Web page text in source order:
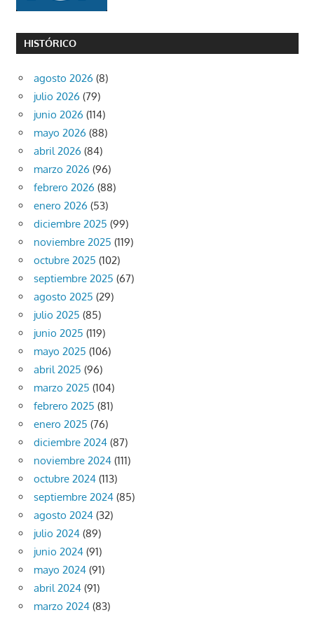
HISTÓRICO
agosto 2026 (8)
julio 2026 (79)
junio 2026 (114)
mayo 2026 (88)
abril 2026 (84)
marzo 2026 (96)
febrero 2026 (88)
enero 2026 (53)
diciembre 2025 (99)
noviembre 2025 (119)
octubre 2025 (102)
septiembre 2025 (67)
agosto 2025 (29)
julio 2025 (85)
junio 2025 (119)
mayo 2025 (106)
abril 2025 (96)
marzo 2025 (104)
febrero 2025 (81)
enero 2025 (76)
diciembre 2024 (87)
noviembre 2024 (111)
octubre 2024 (113)
septiembre 2024 (85)
agosto 2024 (32)
julio 2024 (89)
junio 2024 (91)
mayo 2024 (91)
abril 2024 (91)
marzo 2024 (83)